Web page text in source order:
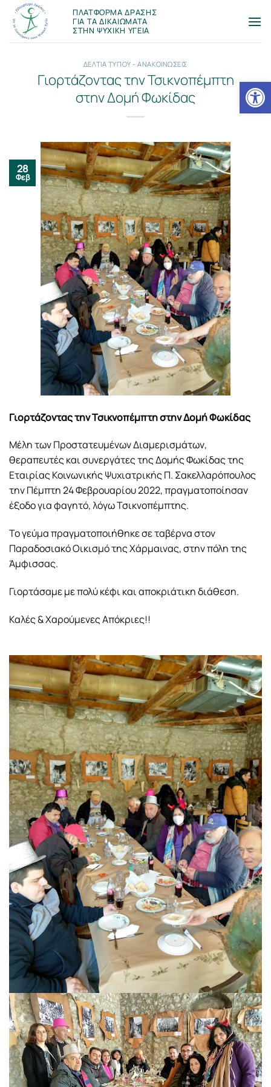
Μετάβαση
στο
περιεχόμενο
ΠΛΑΤΦΟΡΜΑ ΔΡΑΣΗΣ
ΓΙΑ ΤΑ ΔΙΚΑΙΩΜΑΤΑ
ΣΤΗΝ ΨΥΧΙΚΗ ΥΓΕΙΑ
ΔΕΛΤΙΑ ΤΥΠΟΥ - ΑΝΑΚΟΙΝΩΣΕΙΣ
Γιορτάζοντας την Τσικνοπέμπτη
στην Δομή Φωκίδας
28
Φεβ
Γιορτάζοντας την Τσικνοπέμπτη στην Δομή Φωκίδας
Μέλη των Προστατευμένων Διαμερισμάτων,
θεραπευτές και συνεργάτες της Δομής Φωκίδας της
Εταιρίας Κοινωνικής Ψυχιατρικής Π. Σακελλαρόπουλος
την Πέμπτη 24 Φεβρουαρίου 2022, πραγματοποίησαν
έξοδο για φαγητό, λόγω Τσικνοπέμπτης.
Το γεύμα πραγματοποιήθηκε σε ταβέρνα στον
Παραδοσιακό Οικισμό της Χάρμαινας, στην πόλη της
Άμφισσας.
Γιορτάσαμε με πολύ κέφι και αποκριάτικη διάθεση.
Καλές & Χαρούμενες Απόκριες!!